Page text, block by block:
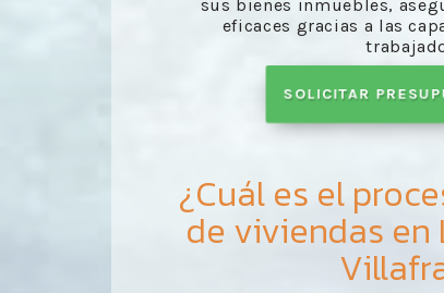
sus bienes inmuebles,
eficaces gracias a las
SOLICITAR
¿Cuál es el
de viviendas en